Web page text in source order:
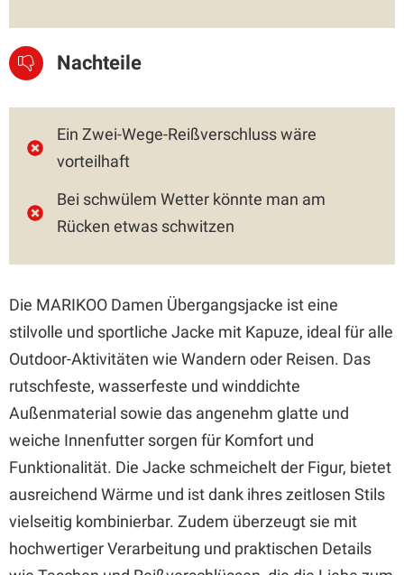
Nachteile
Ein Zwei-Wege-Reißverschluss wäre
vorteilhaft
Bei schwülem Wetter könnte man am
Rücken etwas schwitzen
Die MARIKOO Damen Übergangsjacke ist eine
stilvolle und sportliche Jacke mit Kapuze, ideal für alle
Outdoor-Aktivitäten wie Wandern oder Reisen. Das
rutschfeste, wasserfeste und winddichte
Außenmaterial sowie das angenehm glatte und
weiche Innenfutter sorgen für Komfort und
Funktionalität. Die Jacke schmeichelt der Figur, bietet
ausreichend Wärme und ist dank ihres zeitlosen Stils
vielseitig kombinierbar. Zudem überzeugt sie mit
hochwertiger Verarbeitung und praktischen Details